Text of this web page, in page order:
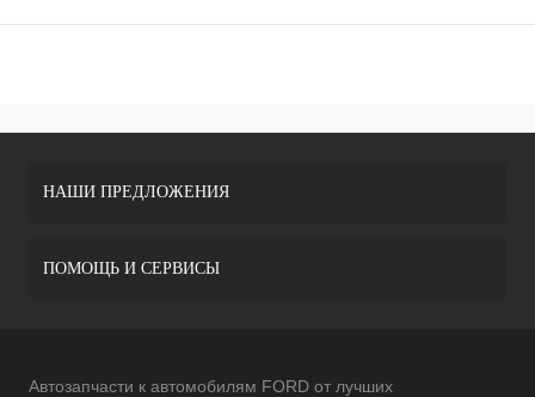
НАШИ ПРЕДЛОЖЕНИЯ
ПОМОЩЬ И СЕРВИСЫ
Автозапчасти к автомобилям FORD от лучших